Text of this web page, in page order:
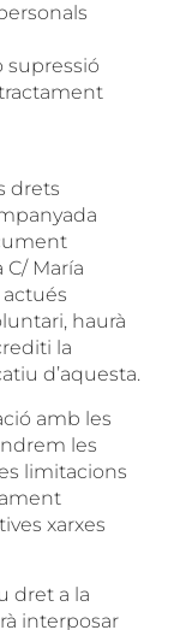
supressió
drets
María
actués
haurà
la
d’aquesta.
amb les
les
limitacions
xarxes
dret a la
interposar